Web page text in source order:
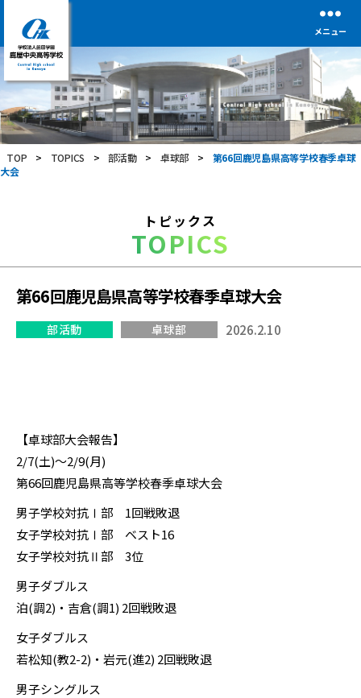
学
校
法
人
前
田
学
高
等
学
校
メニュー
TOP > TOPICS > 部活動 > 卓球部 >
第66回鹿児島県高等学校春季卓球
大会
トピックス
TOPICS
第66回鹿児島県高等学校春季卓球大会
部活動 卓球部 2026.2.10
【卓球部大会報告】
2/7(土)〜2/9(月)
第66回鹿児島県高等学校春季卓球大会
男子学校対抗Ⅰ部 1回戦敗退
女子学校対抗Ⅰ部 ベスト16
女子学校対抗Ⅱ部 3位
男子ダブルス
泊(調2)・吉倉(調1) 2回戦敗退
女子ダブルス
若松知(教2-2)・岩元(進2) 2回戦敗退
男子シングルス